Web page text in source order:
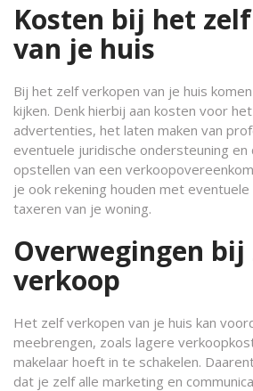
Kosten bij het
van je huis
Bij het zelf verkopen van je huis
kijken. Denk hierbij aan kosten voor
advertenties, het laten maken van
eventuele juridische ondersteuning
opstellen van een
je ook rekening houden met
taxeren van je woning.
Overwegingen
verkoop
Het zelf verkopen van je huis kan
meebrengen, zoals lagere
makelaar hoeft in te schakelen.
dat je zelf alle marketing en